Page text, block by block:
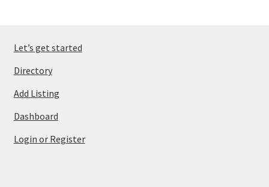
Let’s get started
Directory
Add Listing
Dashboard
Login or Register